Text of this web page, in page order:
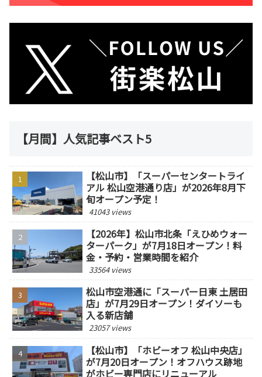
【月間】人気記事ベスト5
【松山市】「スーパーセンタートライ
アル 松山空港通り店」が2026年8月下
旬オープン予定！
41043 views
【2026年】松山市北条「えひめウォー
ターパーク」が7月18日オープン！料
金・予約・営業時間を紹介
33564 views
松山市空港通に「スーパー日東 土居田
店」が7月29日オープン！ダイソーも
入る新店舗
23057 views
【松山市】「ホビーオフ 松山中央店」
が7月20日オープン！オフハウス跡地
がホビー専門店にリニューアル